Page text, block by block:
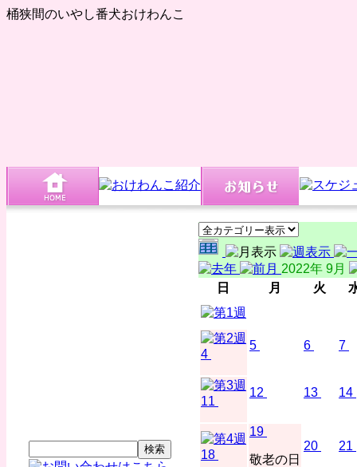
桶狭間のいやし番犬おけわんこ
2022年 9月
日
月 火
4
5 6 7
11
12 13 14
18
19
敬老の日
20 21